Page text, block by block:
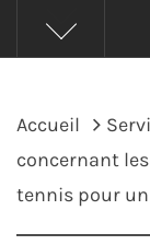
Accueil
concernant
tennis pour